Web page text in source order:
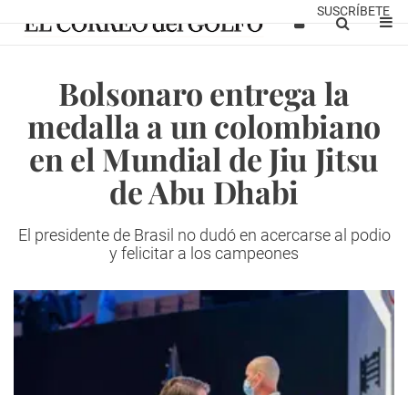
SUSCRÍBETE
Bolsonaro entrega la
medalla a un colombiano
en el Mundial de Jiu Jitsu
de Abu Dhabi
El presidente de Brasil no dudó en acercarse al podio
y felicitar a los campeones